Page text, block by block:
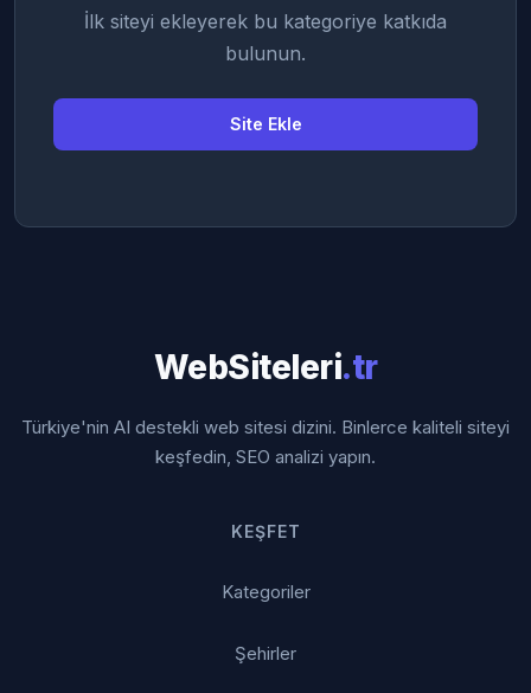
İlk siteyi ekleyerek bu kategoriye katkıda
bulunun.
Site Ekle
WebSiteleri.tr
Türkiye'nin AI destekli web sitesi dizini. Binlerce kaliteli siteyi
keşfedin, SEO analizi yapın.
KEŞFET
Kategoriler
Şehirler